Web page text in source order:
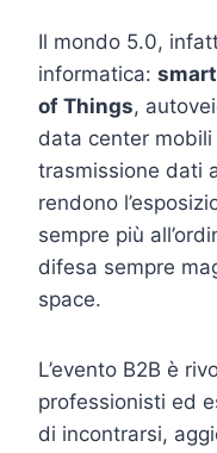
Il mondo 5.0,
informatica:
of Things,
data center
trasmissione dati
rendono
sempre più
difesa sempre
space.
L’evento B2B è
professionisti ed
di incontrarsi,